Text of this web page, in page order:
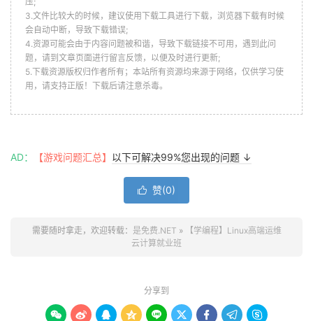
3.文件比较大的时候，建议使用下载工具进行下载，浏览器下载有时候
会自动中断，导致下载错误;
4.资源可能会由于内容问题被和谐，导致下载链接不可用，遇到此问
题，请到文章页面进行留言反馈，以便及时进行更新;
5.下载资源版权归作者所有；本站所有资源均来源于网络，仅供学习使
用，请支持正版！下载后请注意杀毒。
AD： 【游戏问题汇总】 以下可解决99%您出现的问题 ↓
 赞(0)
需要随时拿走，欢迎转载： 是免费.NET »
【学编程】Linux高端运维
云计算就业班
分享到
        